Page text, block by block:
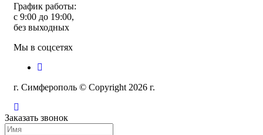
График работы:
с 9:00 до 19:00,
без выходных
Мы в соцсетях
г. Симферополь © Copyright 2026 г.
Заказать звонок